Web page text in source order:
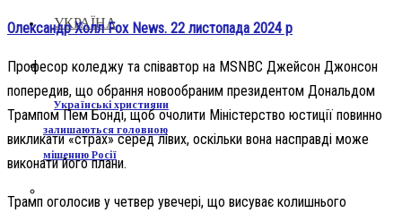
УКРАЇНА
Українські християни
залишаються головною
мішенню Росії
Олександр Холл Fox News. 22 листопада 2024 р
Професор коледжу та співавтор на MSNBC Джейсон Джонсон
попередив, що обрання новообраним президентом Дональдом
Трампом Пем Бонді, щоб очолити Міністерство юстиції повинно
викликати «страх» серед лівих, оскільки вона насправді може
виконати його плани.
Трамп оголосив у четвер увечері, що висуває колишнього